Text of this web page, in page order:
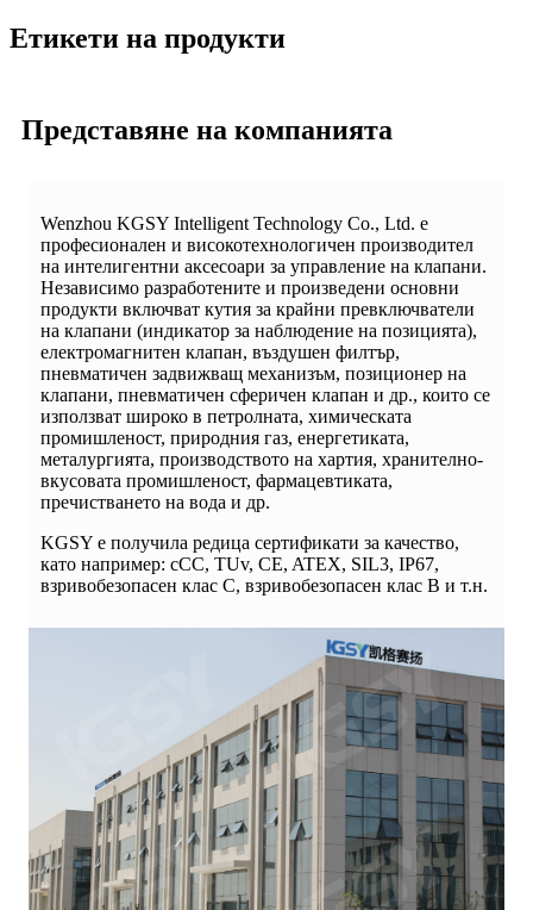
Етикети на продукти
Представяне на компанията
Wenzhou KGSY Intelligent Technology Co., Ltd. е
професионален и високотехнологичен производител
на интелигентни аксесоари за управление на клапани.
Независимо разработените и произведени основни
продукти включват кутия за крайни превключватели
на клапани (индикатор за наблюдение на позицията),
електромагнитен клапан, въздушен филтър,
пневматичен задвижващ механизъм, позиционер на
клапани, пневматичен сферичен клапан и др., които се
използват широко в петролната, химическата
промишленост, природния газ, енергетиката,
металургията, производството на хартия, хранително-
вкусовата промишленост, фармацевтиката,
пречистването на вода и др.
KGSY е получила редица сертификати за качество,
като например: cCC, TUv, CE, ATEX, SIL3, IP67,
взривобезопасен клас C, взривобезопасен клас B и т.н.